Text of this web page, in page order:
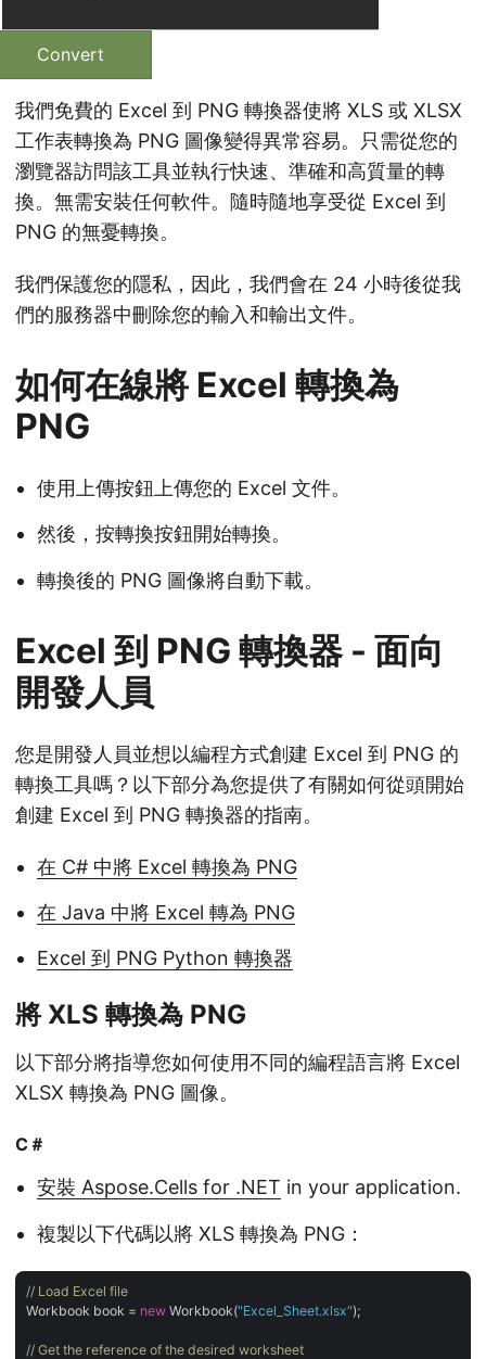
Convert
我們免費的 Excel 到 PNG 轉換器使將 XLS 或 XLSX
工作表轉換為 PNG 圖像變得異常容易。只需從您的
瀏覽器訪問該工具並執行快速、準確和高質量的轉
換。無需安裝任何軟件。隨時隨地享受從 Excel 到
PNG 的無憂轉換。
我們保護您的隱私，因此，我們會在 24 小時後從我
們的服務器中刪除您的輸入和輸出文件。
如何在線將 Excel 轉換為
PNG
使用上傳按鈕上傳您的 Excel 文件。
然後，按轉換按鈕開始轉換。
轉換後的 PNG 圖像將自動下載。
Excel 到 PNG 轉換器 - 面向
開發人員
您是開發人員並想以編程方式創建 Excel 到 PNG 的
轉換工具嗎？以下部分為您提供了有關如何從頭開始
創建 Excel 到 PNG 轉換器的指南。
在 C# 中將 Excel 轉換為 PNG
在 Java 中將 Excel 轉為 PNG
Excel 到 PNG Python 轉換器
將 XLS 轉換為 PNG
以下部分將指導您如何使用不同的編程語言將 Excel
XLSX 轉換為 PNG 圖像。
C＃
安裝 Aspose.Cells for .NET in your application.
複製以下代碼以將 XLS 轉換為 PNG：
// Load Excel file
Workbook book = new Workbook("Excel_Sheet.xlsx");
// Get the reference of the desired worksheet